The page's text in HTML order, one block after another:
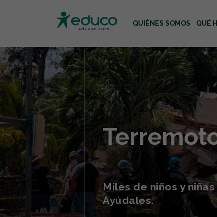
Usa las teclas Tab o
QUIÉNES SOMOS QUÉ
Miles de niños y
Ayúdales.